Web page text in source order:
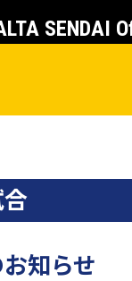
SENDAI
お知らせ